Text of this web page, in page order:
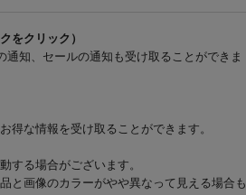
をクリック）
知、セールの通知も受け取ることができま
得な情報を受け取ることができます。
する場合がございます。
と画像のカラーがやや異なって見える場合も